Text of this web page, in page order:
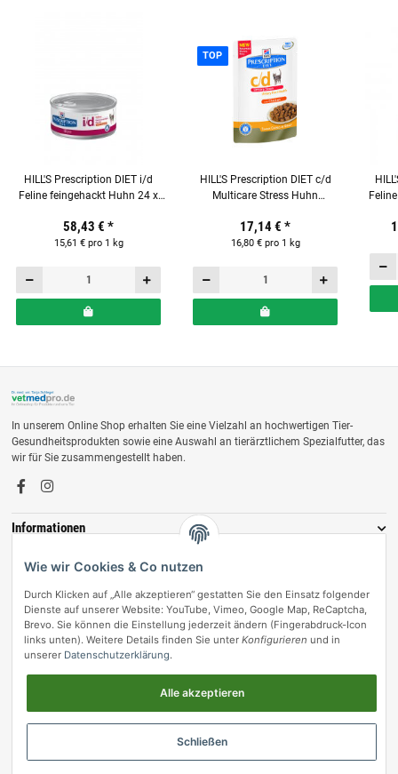
HILL'S Prescription DIET i/d
Feline feingehackt Huhn 24 x
58,43 € *
15,61 € pro 1 kg
TOP
HILL'S Prescription DIET c/d
Multicare Stress Huhn
Katzen
17,14 € *
16,80 € pro 1 kg
In unserem Online Shop erhalten Sie eine Vielzahl an hochwertigen Tier-
Gesundheitsprodukten sowie eine Auswahl an tierärztlichem Spezialfutter, das
wir für Sie zusammengestellt haben.
Informationen
Zahlungsmöglichkeiten
Vertrag widerrufen
Wie wir Cookies & Co nutzen
Durch Klicken auf „Alle akzeptieren“ gestatten Sie den Einsatz folgender
Dienste auf unserer Website: YouTube, Vimeo, Google Map, ReCaptcha,
Brevo. Sie können die Einstellung jederzeit ändern (Fingerabdruck-Icon
links unten). Weitere Details finden Sie unter Konfigurieren und in
unserer Datenschutzerklärung.
Alle akzeptieren
Schließen